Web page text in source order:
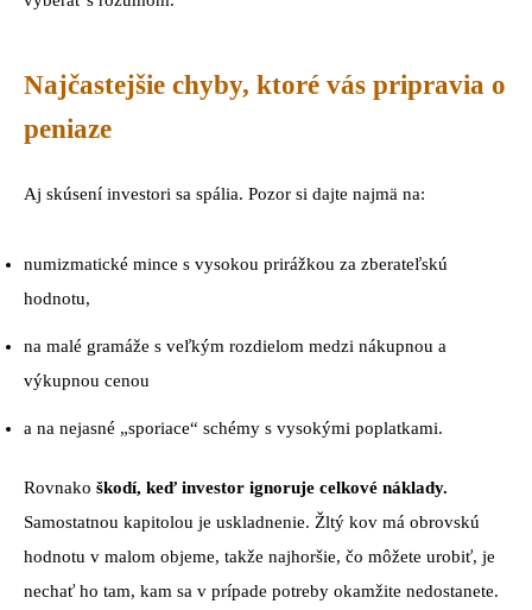
Najčastejšie chyby, ktoré vás pripravia o
peniaze
Aj skúsení investori sa spália. Pozor si dajte najmä na:
numizmatické mince s vysokou prirážkou za zberateľskú
hodnotu,
na malé gramáže s veľkým rozdielom medzi nákupnou a
výkupnou cenou
a na nejasné „sporiace“ schémy s vysokými poplatkami.
Rovnako škodí, keď investor ignoruje celkové náklady.
Samostatnou kapitolou je uskladnenie. Žltý kov má obrovskú
hodnotu v malom objeme, takže najhoršie, čo môžete urobiť, je
nechať ho tam, kam sa v prípade potreby okamžite nedostanete.